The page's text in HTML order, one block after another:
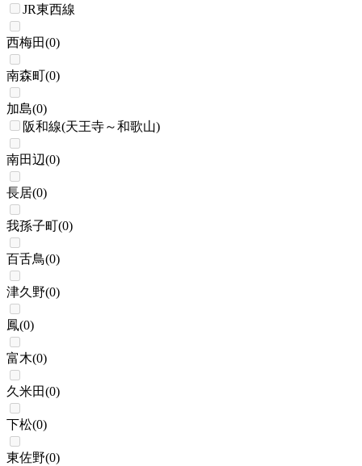
JR東西線
西梅田(0)
南森町(0)
加島(0)
阪和線(天王寺～和歌山)
南田辺(0)
長居(0)
我孫子町(0)
百舌鳥(0)
津久野(0)
鳳(0)
富木(0)
久米田(0)
下松(0)
東佐野(0)